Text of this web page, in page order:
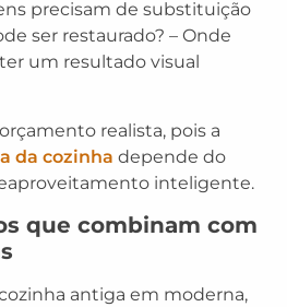
precisam de substituição
ser restaurado? – Onde
um resultado visual
realista, pois a
da cozinha depende do
inteligente.
que combinam com
antiga em moderna,